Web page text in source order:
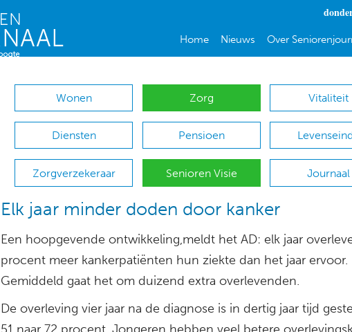
Home Nieuws Over
Wonen Zorg Vitaliteit
Diensten Pensioen
Zorgverzekeraar Senioren Visie Journaal
Elk jaar minder doden door kanker
Een hoopgevende ontwikkeling,meldt het AD: elk jaar
procent meer kankerpatiënten hun ziekte dan het jaar ervoor.
Gemiddeld gaat het om duizend extra overlevenden.
De overleving vier jaar na de diagnose is in dertig jaar tijd